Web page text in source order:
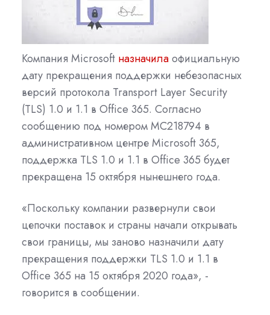
Компания Microsoft назначилаофициальную
дату прекращения поддержки небезопасных
версий протокола Transport Layer Security
(TLS) 1.0 и 1.1 в Office 365. Согласно
сообщению под номером MC218794 в
административном центре Microsoft 365,
поддержка TLS 1.0 и 1.1 в Office 365 будет
прекращена 15 октября нынешнего года.
«Поскольку компании развернули свои
цепочки поставок и страны начали открывать
свои границы, мы заново назначили дату
прекращения поддержки TLS 1.0 и 1.1 в
Office 365 на 15 октября 2020 года», -
говорится в сообщении.